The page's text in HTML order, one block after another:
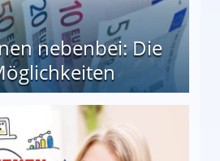
nebenbei: Die